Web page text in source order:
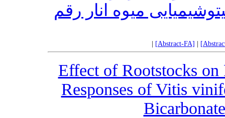
میوه انار رقم
[Abstract-FA]
Effect of Rootstocks
Responses of Vitis